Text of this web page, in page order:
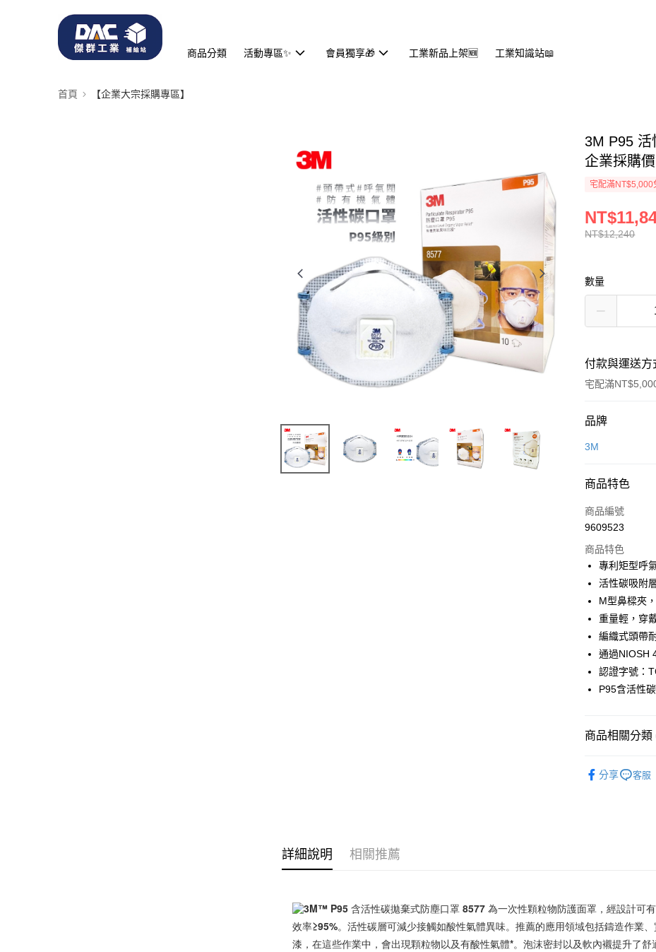
商品分類 活動專區✨ 會員獨享🎁 工業新品上架🆕 工業知識站📖
首頁 【企業大宗採購專區】
3M P95 活
企業採購
宅配滿NT$5,000
NT$12,240
數量
付款與運送方
宅配滿
付款方式
信用卡一次付款
Apple Pay
街口支付
運送方式
全家取貨付款
每筆NT$60
付款後全家取貨
每筆NT$60
每筆NT$60
每筆NT$60
品牌
3M
商品特色
商品編號
9609523
商品特色
專利矩型呼
活性碳吸附
M型鼻樑夾
重量輕，穿
編織式頭帶
通過NIOSH
認證字號：
P95含活性
商品相關分類
分享
客服
詳細說明 相關推薦
3M™ P95 含活性碳拋棄式防塵口罩 8577 為一次性顆粒物防護面罩，經設計可
效率≥95%。活性碳層可減少接觸如酸性氣體異味。推薦的應用領域包括鑄造作業
漆，在這些作業中，會出現顆粒物以及有酸性氣體*。泡沫密封以及軟內襯提升了